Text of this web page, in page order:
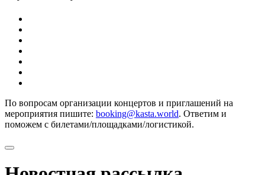
По вопросам организации концертов и приглашений на
мероприятия пишите: booking@kasta.world. Ответим и
поможем с билетами/площадками/логистикой.